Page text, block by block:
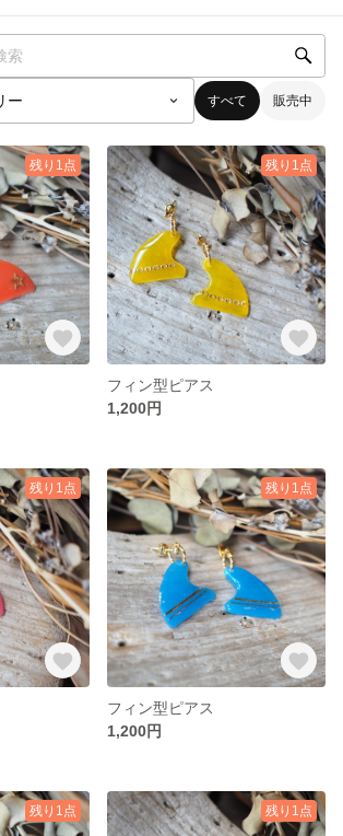
すべて 販売中
残り1点 残り1点
フィン型ピアス
1,200円
残り1点 残り1点
フィン型ピアス
1,200円
残り1点 残り1点